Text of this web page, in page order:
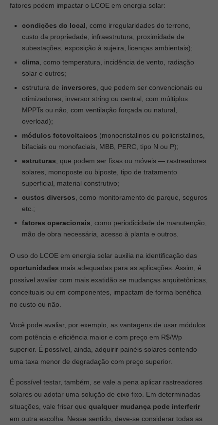
fatores podem impactar o LCOE em energia solar:
condições do local , como irregularidades do terreno,
custo da propriedade, infraestrutura, proximidade de
subestações, exposição à sujeira, licenças ambientais);
clima , como temperatura, incidência de vento, radiação
solar e outros;
estrutura de inversores , que podem ser convencionais ou
otimizadores, inversor string ou central, com múltiplos
MPPTs ou não, com ventilação forçada ou natural,
overload);
módulos fotovoltaicos (monocristalinos ou policristalinos,
bifaciais ou monofaciais, MBB, PERC, tipo N ou P);
estruturas , que podem ser fixas ou móveis — rastreadores
solares, monoposte ou biposte, tipo de tratamento
superficial, material construtivo;
custos diversos , como monitoramento do parque, seguros
etc.;
fatores operacionais , como periodicidade de manutenção,
mão de obra necessária, acesso à planta e outros.
O uso do LCOE em energia solar auxilia na identificação das
oportunidades mais adequadas para as aplicações. Assim, é
possível avaliar com mais exatidão se mudanças arquitetônicas,
conceituais ou em componentes, impactam de forma benéfica
no custo ou não.
Você pode avaliar, por exemplo, as vantagens de usar módulos
com potência e eficiência maior e com preço em R$/Wp
superior. É possível, ainda, adquirir painéis solares contendo
uma taxa menor de degradação com preço superior.
É possível testar, também, se vale a pena aplicar rastreadores
solares ou adotar uma solução de eixo fixo. Em determinadas
situações, vale frisar que qualquer mudança pode interferir
em outra escolha. Nesse sentido, deve-se considerar todas as